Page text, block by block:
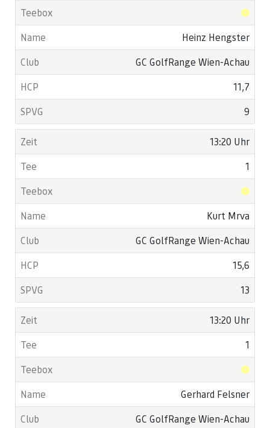
Heinz Hengster
GC GolfRange Wien-Achau
11,7
9
13:20 Uhr
1
Kurt Mrva
GC GolfRange Wien-Achau
15,6
13
13:20 Uhr
1
Gerhard Felsner
GC GolfRange Wien-Achau